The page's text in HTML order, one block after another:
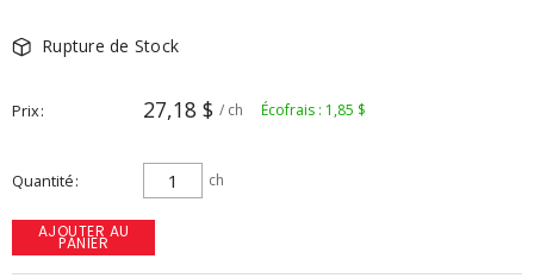
Rupture de Stock
Prix 27,18 $ / ch Écofrais : 1,85 $
Quantité ch
AJOUTER AU
PANIER